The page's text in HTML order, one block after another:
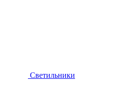
Светильники